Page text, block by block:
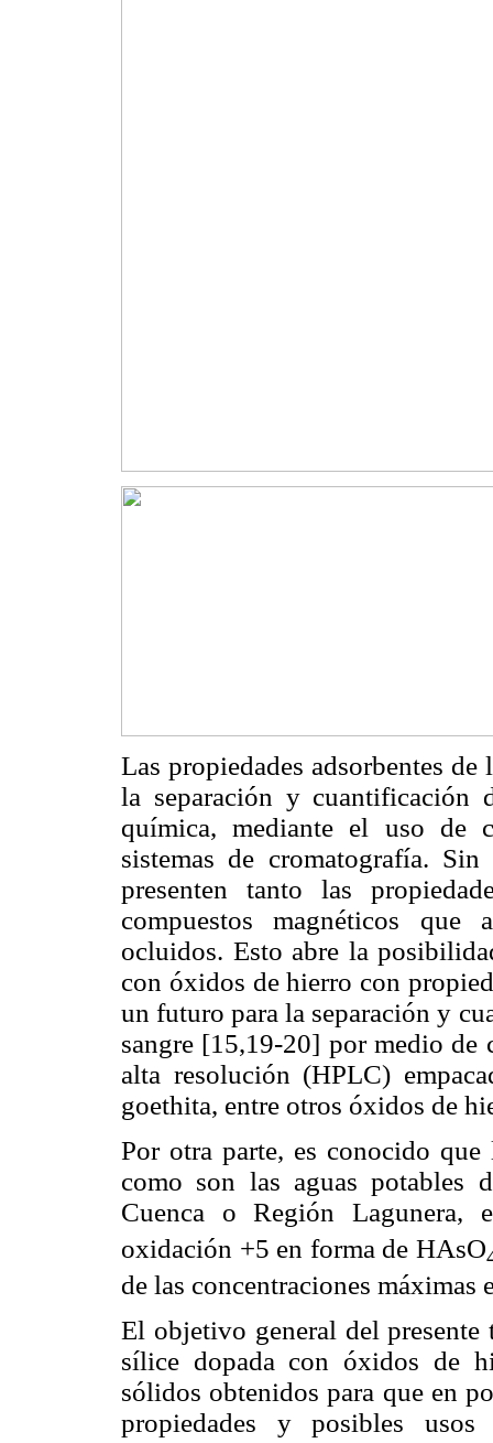
Las propiedades adsorbentes
la separación y cuantificación
química, mediante el uso de
sistemas de cromatografía.
presenten tanto las
compuestos magnéticos
ocluidos. Esto abre la
con óxidos de hierro con
un futuro para la separación y
sangre [15,19-20] por medio de
alta resolución (HPLC)
goethita, entre otros óxidos de
Por otra parte, es conocido
como son las aguas potables
Cuenca o Región Lagunera,
oxidación +5 en forma de HAsO
de las concentraciones
El objetivo general del
sílice dopada con óxidos de
sólidos obtenidos para que en
propiedades y posibles